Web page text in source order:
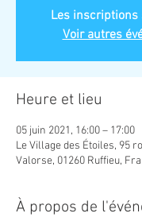
Les inscriptions
Voir autres
Heure et lieu
05 juin 2021, 16:00 – 17:00
Le Village des Étoiles, 95
Valorse, 01260 Ruffieu,
À propos de